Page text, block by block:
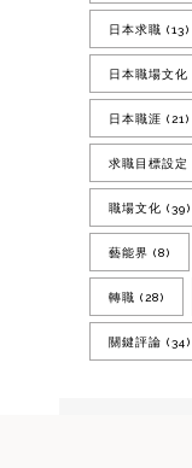
日本求職 (13)
日本職場文化
日本職涯 (21)
求職目標設定
職場文化 (39)
藝能界 (8)
轉職 (28)
關鍵評論 (34)